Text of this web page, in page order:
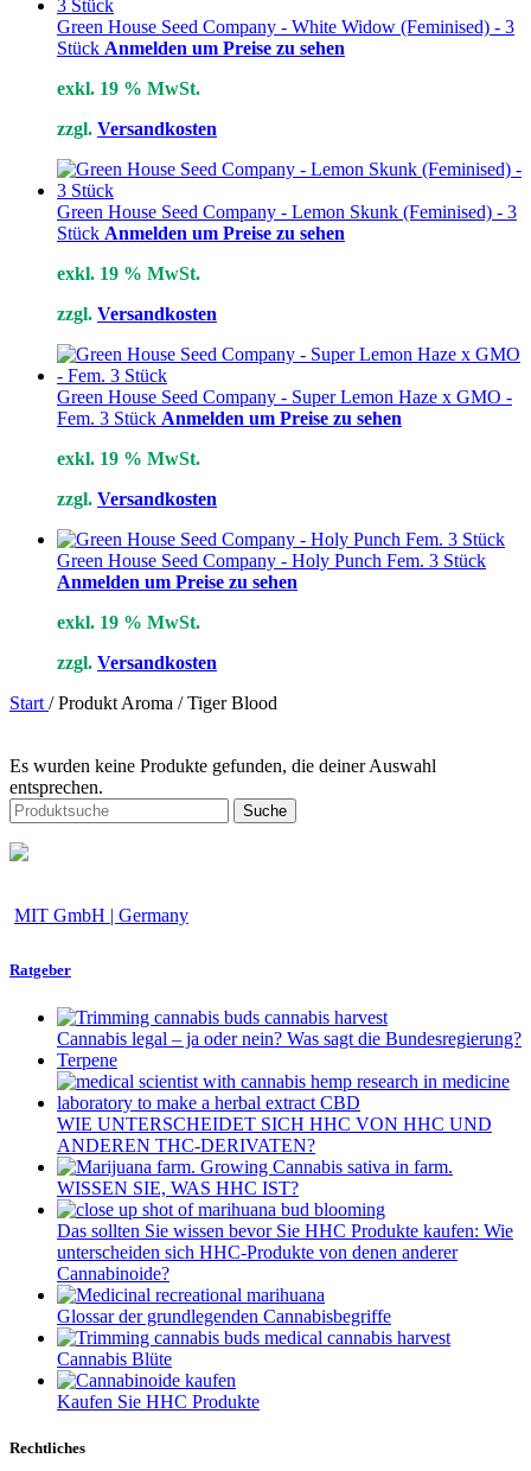
Green House Seed Company - White Widow (Feminised) - 3
Stück Anmelden um Preise zu sehen
exkl. 19 % MwSt.
zzgl. Versandkosten
Green House Seed Company - Lemon Skunk (Feminised) - 3
Stück Anmelden um Preise zu sehen
exkl. 19 % MwSt.
zzgl. Versandkosten
Green House Seed Company - Super Lemon Haze x GMO -
Fem. 3 Stück Anmelden um Preise zu sehen
exkl. 19 % MwSt.
zzgl. Versandkosten
Green House Seed Company - Holy Punch Fem. 3 Stück
Anmelden um Preise zu sehen
exkl. 19 % MwSt.
zzgl. Versandkosten
Start / Produkt Aroma / Tiger Blood
Es wurden keine Produkte gefunden, die deiner Auswahl
entsprechen.
Suche
MIT GmbH | Germany
Ratgeber
Cannabis legal – ja oder nein? Was sagt die Bundesregierung?
Terpene
WIE UNTERSCHEIDET SICH HHC VON HHC UND
ANDEREN THC-DERIVATEN?
WISSEN SIE, WAS HHC IST?
Das sollten Sie wissen bevor Sie HHC Produkte kaufen: Wie
unterscheiden sich HHC-Produkte von denen anderer
Cannabinoide?
Glossar der grundlegenden Cannabisbegriffe
Cannabis Blüte
Kaufen Sie HHC Produkte
Rechtliches